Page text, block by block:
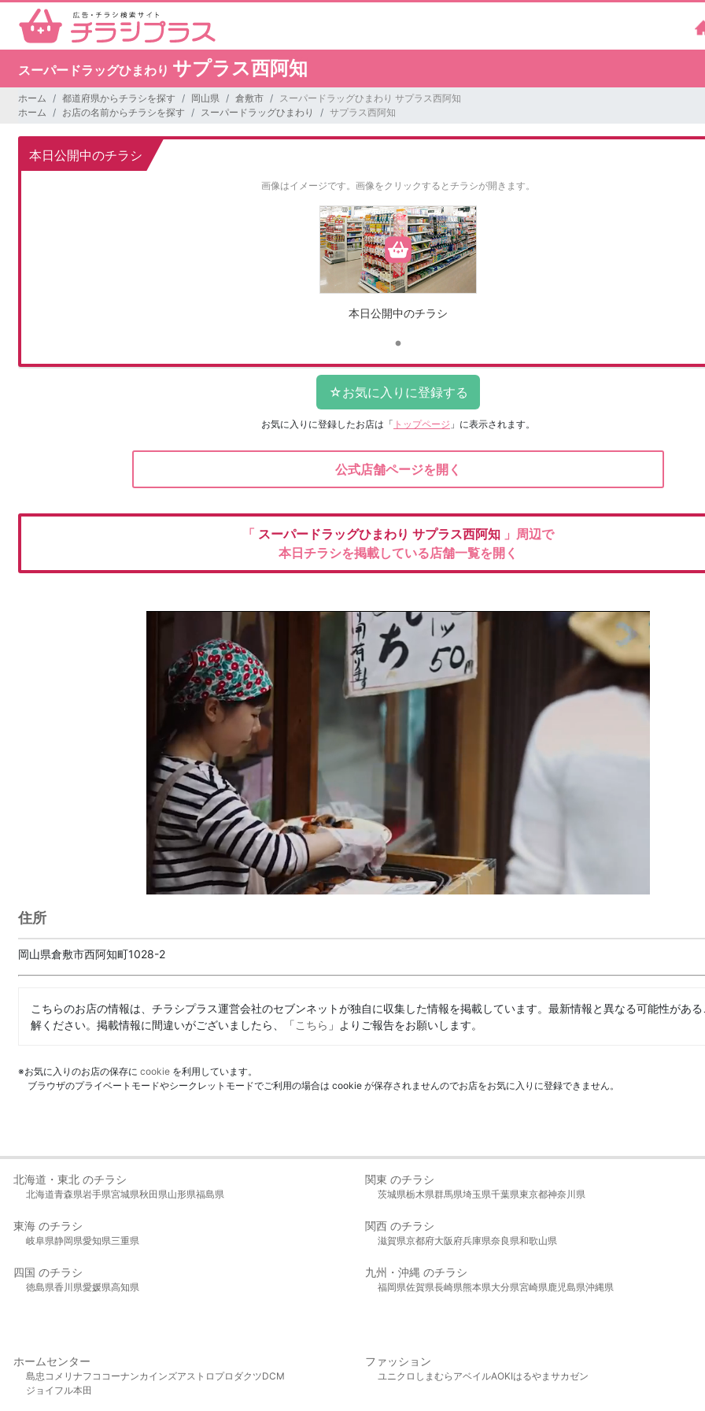
スーパードラッグひまわり サプラス西阿知
ホーム 都道府県からチラシを探す 岡山県 倉敷市
スーパードラッグひまわり サプラス西阿知
ホーム
お店の名前からチラシを探す スーパードラッグひまわり サプラス西阿知
本日公開中のチラシ
画像はイメージです。 画像をクリックするとチラシが開きます。
本日公開中のチラシ
お気に入りに登録したお店は 「 トップページ 」に表示されます。
公式店舗ページを開く
「 スーパードラッグひまわり サプラス西阿知 」周辺で
本日チラシを掲載している店舗一覧を開く
住所
岡山県倉敷市西阿知町1028-2
こちらのお店の情報は、チラシプラス運営会社のセブンネットが独自に収集した情報を掲載しています。最新情報と異なる可能性があ
解ください。掲載情報に間違いがございましたら、「こちら 」よりご報告をお願いします。
※お気に入りのお店の保存に cookie を利用しています。
ブラウザのプライベートモードやシークレットモードでご利用の場合は cookie が保存されませんのでお店をお気に入りに登録できません。
北海道・東北 のチラシ
北海道青森県岩手県宮城県秋田県山形県福島県
関東 のチラシ
茨城県栃木県群馬県埼玉県千葉県東京都神奈川県
東海 のチラシ
岐阜県静岡県愛知県三重県
関西 のチラシ
滋賀県京都府大阪府兵庫県奈良県和歌山県
四国 のチラシ
徳島県香川県愛媛県高知県
九州・沖縄 のチラシ
福岡県佐賀県長崎県熊本県大分県宮崎県鹿児島県沖縄県
ホームセンター
島忠 コメリ ナフコ コーナンカインズアストロプロダクツDCM
ジョイフル本田
ファッション
ユニクロ しまむら アベイルAOKIはるやま サカゼン